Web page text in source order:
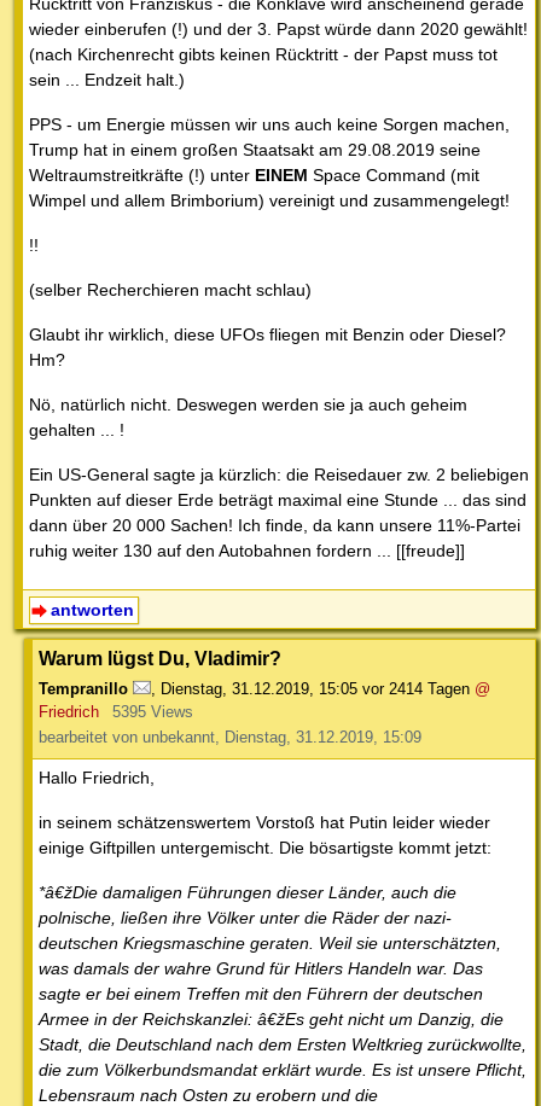
wieder einberufen (!) und der 3. Papst würde dann 2020 gewählt!
(nach Kirchenrecht gibts keinen Rücktritt - der Papst muss tot
sein ... Endzeit halt.)
PPS - um Energie müssen wir uns auch keine Sorgen machen,
Trump hat in einem großen Staatsakt am 29.08.2019 seine
Weltraumstreitkräfte (!) unter EINEM Space Command (mit
Wimpel und allem Brimborium) vereinigt und zusammengelegt!
!!
(selber Recherchieren macht schlau)
Glaubt ihr wirklich, diese UFOs fliegen mit Benzin oder Diesel?
Hm?
Nö, natürlich nicht. Deswegen werden sie ja auch geheim
gehalten ... !
Ein US-General sagte ja kürzlich: die Reisedauer zw. 2 beliebigen
Punkten auf dieser Erde beträgt maximal eine Stunde ... das sind
dann über 20 000 Sachen! Ich finde, da kann unsere 11%-Partei
ruhig weiter 130 auf den Autobahnen fordern ... [[freude]]
antworten
Warum lügst Du, Vladimir?
Tempranillo Dienstag, 31.12.2019, 15:05 vor 2414 Tagen @
Friedrich
5395 Views
bearbeitet von unbekannt, Dienstag, 31.12.2019, 15:09
Hallo Friedrich,
in seinem schätzenswertem Vorstoß hat Putin leider wieder
einige Giftpillen untergemischt. Die bösartigste kommt jetzt:
*â€žDie damaligen Führungen dieser Länder, auch die
polnische, ließen ihre Völker unter die Räder der nazi-
deutschen Kriegsmaschine geraten. Weil sie unterschätzten,
was damals der wahre Grund für Hitlers Handeln war. Das
sagte er bei einem Treffen mit den Führern der deutschen
Armee in der Reichskanzlei: â€žEs geht nicht um Danzig, die
Stadt, die Deutschland nach dem Ersten Weltkrieg zurückwollte,
die zum Völkerbundsmandat erklärt wurde. Es ist unsere Pflicht,
Lebensraum nach Osten zu erobern und die